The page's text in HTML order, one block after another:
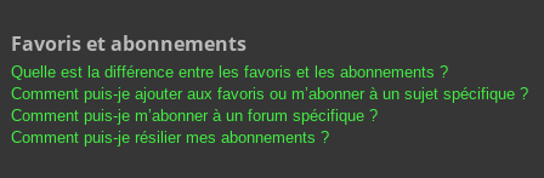
Favoris et abonnements
Quelle est la différence entre les favoris et les abonnements ?
Comment puis-je ajouter aux favoris ou m’abonner à un sujet spécifique ?
Comment puis-je m’abonner à un forum spécifique ?
Comment puis-je résilier mes abonnements ?